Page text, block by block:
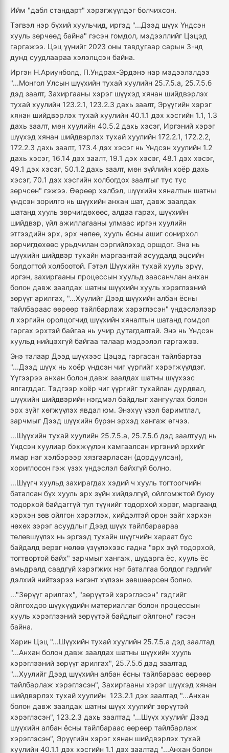
Ийм "дабл стандарт" хэрэгжүүлдэг болчихсон.
Тэгвэл нэр бүхий хуульчид, иргэд "...Дээд шүүх Үндсэн
хууль зөрчөөд байна" гэсэн гомдол, мэдээллийг Цэцэд
гаргажээ. Цэц үүнийг 2023 оны тавдугаар сарын 3-нд
дунд суудлаараа хэлэлцсэн байна.
Иргэн Н.Ариунболд, П.Ундрах-Эрдэнэ нар мэдээлэлдээ
"...Монгол Улсын шүүхийн тухай хуулийн 25.7.5.а, 25.7.5.б
дэд заалт, Захиргааны хэрэг шүүхэд хянан шийдвэрлэх
тухай хуулийн 123.2.1, 123.2.3 дахь заалт, Эрүүгийн хэрэг
хянан шийдвэрлэх тухай хуулийн 40.1.1 дэх хэсгийн 1.1, 1.3
дахь заалт, мөн хуулийн 40.5.2 дахь хэсэг, Иргэний хэрэг
шүүхэд хянан шийдвэрлэх тухай хуулийн 172.2.1, 172.2.2,
172.2.3 дахь заалт, 173.4 дэх хэсэг нь Үндсэн хуулийн 1.2
дахь хэсэг, 16.14 дэх заалт, 19.1 дэх хэсэг, 48.1 дэх хэсэг,
49.1 дэх хэсэг, 50.1.2 дахь заалт, мөн зүйлийн хоёр дахь
хэсэг, 70.1 дэх хэсгийн холбогдох заалтыг тус тус
зөрчсөн" гэжээ. Өөрөөр хэлбэл, шүүхийн хяналтын шатны
үндсэн зорилго нь шүүхийн анхан шат, давж заалдах
шатанд хууль зөрчигдөхөөс, алдаа гарах, шүүхийн
шийдвэр, үйл ажиллагааны улмаас иргэн хуулийн
этгээдийн эрх, эрх чөлөө, хууль ёсны ашиг сонирхол
зөрчигдөхөөс урьдчилан сэргийлэхэд оршдог. Энэ нь
шүүхийн шийдвэр тухайн маргаантай асуудалд эцсийн
болдогтой холбоотой. Гэтэл Шүүхийн тухай хууль эрүү,
иргэн, захиргааны процессын хуульд заасанчлан анхан
болон давж заалдах шатны шүүхийн хууль хэрэглээний
зөрүүг арилгах, "...Хуулийг Дээд шүүхийн албан ёсны
тайлбараас өөрөөр тайлбарлаж хэрэглэсэн" үндэслэлээр
л хэргийн оролцогчид шүүхийн хяналтын шатанд гомдол
гаргах эрхтэй байгаа нь учир дутагдалтай. Энэ нь Үндсэн
хуульд нийцэхгүй байгаа талаар мэдээлэл гаргажээ.
Энэ талаар Дээд шүүхээс Цэцэд гаргасан тайлбартаа
"...Дээд шүүх нь хоёр үндсэн чиг үүргийг хэрэгжүүлдэг.
Үүгээрээ анхан болон давж заалдах шатны шүүхээс
ялгагддаг. Тэдгээр хоёр чиг үүргийг тухайлан дурдвал,
шүүхийн шийдвэрийн нэгдмэл байдлыг хангуулах болон
эрх зүйг хөгжүүлэх явдал юм. Энэхүү үзэл баримтлал,
зарчмыг Дээд шүүхийн бүрэн эрхэд хангаж өгчээ.
...Шүүхийн тухай хуулийн 25.7.5.а, 25.7.5.б дэд заалтууд нь
Үндсэн хуулиар бэхжүүлэн хамгаалсан иргэний эрхийг
ямар нэг хэлбэрээр хязгаарласан (дордуулсан),
хориглосон гэж үзэх үндэслэл байхгүй болно.
...Шүүгч хуульд захирагдах хэдий ч хууль тогтоогчийн
баталсан бүх хууль эрх зүйн хийдэлгүй, ойлгомжтой буюу
тодорхой байдаггүй тул түүнийг тодорхой хэрэг, маргаанд
хэрхэн зөв ойлгон хэрэглэх, хийдэлтэй орон зайг хэрхэн
нөхөх зэрэг асуудлыг Дээд шүүх тайлбараараа
төлөвшүүлэх нь эргээд тухайн шүүгчийн хараат бус
байдалд эерэг нөлөө үзүүлэхээс гадна "эрх зүй тодорхой,
тогтвортой байх" зарчмыг хангаж, шударга ёс, хууль ёс
амьдралд саадгүй хэрэгжих нэг баталгаа болдог гэдгийг
дэлхий нийтээрээ нэгэнт хүлээн зөвшөөрсөн болно.
..."Зөрүүг арилгах", "зөрүүтэй хэрэглэсэн" гэдгийг
ойлгохдоо шүүхүүдийн материаллаг болон процессын
хууль хэрэглээний зөрүүтэй байдлыг ойлгоно" гэсэн
байна.
Харин Цэц "...Шүүхийн тухай хуулийн 25.7.5.а дэд заалтад
"...Анхан болон давж заалдах шатны шүүхийн хууль
хэрэглээний зөрүүг арилгах", 25.7.5.б дэд заалтад
"...Хуулийг Дээд шүүхийн албан ёсны тайлбараас өөрөөр
тайлбарлаж хэрэглэсэн", Захиргааны хэрэг шүүхэд хянан
шийдвэрлэх тухай хуулийн 123.2.1 дэх заалтад "...Анхан
болон давж заалдах шатны шүүх хуулийг зөрүүтэй
хэрэглэсэн", 123.2.3 дахь заалтад "...Шүүх хуулийг Дээд
шүүхийн албан ёсны тайлбараас өөрөөр тайлбарлаж
хэрэглэсэн", Эрүүгийн хэрэг хянан шийдвэрлэх тухай
хуулийн 40.1.1 дэх хэсгийн 1.1 дэх заалтад "...Анхан болон